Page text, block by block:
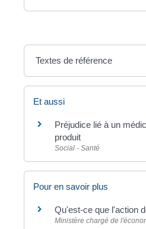
Textes de référence
Et aussi
Préjudice lié à un
produit
Social - Santé
Pour en savoir plus
Qu'est-ce que l'action
Ministère chargé de